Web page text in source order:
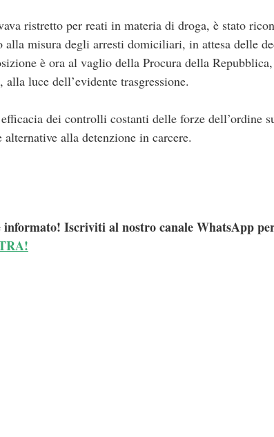
ristretto per reati in materia di droga, è stato
alla misura degli arresti domiciliari, in attesa delle
è ora al vaglio della Procura della
luce dell’evidente trasgressione.
dei controlli costanti delle forze dell’ordine
alla detenzione in carcere.
informato! Iscriviti al nostro canale WhatsApp